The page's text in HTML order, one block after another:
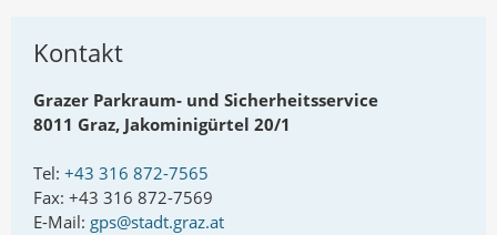
u
t
o
t
e
i
e
n
Kontakt
Grazer Parkraum- und Sicherheitsservice
8011 Graz, Jakominigürtel 20/1
Tel: +43 316 872-7565
Fax: +43 316 872-7569
E-Mail: gps@stadt.graz.at